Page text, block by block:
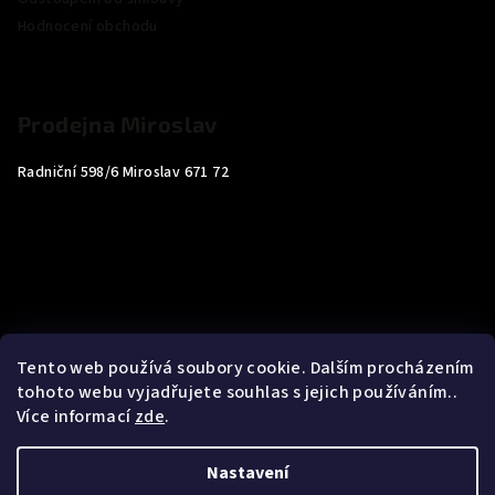
Tento web používá soubory cookie. Dalším procházením
tohoto webu vyjadřujete souhlas s jejich používáním..
Více informacízde.
Nastavení
Radniční 598/6 Miroslav 671 72